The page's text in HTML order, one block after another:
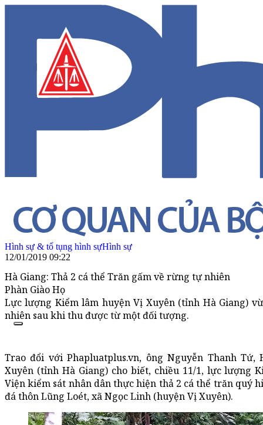
Hình sự & tố tụng hình sựHình sự
12/01/2019 09:22
Hà Giang: Thả 2 cá thể Trăn gấm về rừng tự nhiên
Phàn Giào Họ
Lực lượng Kiểm lâm huyện Vị Xuyên (tỉnh Hà Giang)
nhiên sau khi thu được từ một đối tượng.
Trao đổi với Phapluatplus.vn, ông Nguyễn Thanh
Xuyên (tỉnh Hà Giang) cho biết, chiều 11/1, lực lượng
Viện kiểm sát nhân dân thực hiện thả 2 cá thể trăn quý
đá thôn Lũng Loét, xã Ngọc Linh (huyện Vị Xuyên).